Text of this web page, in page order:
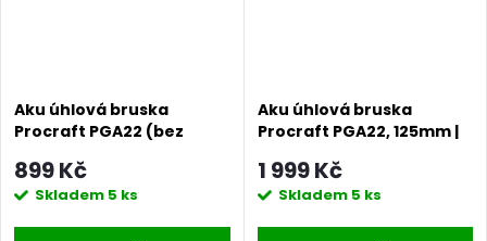
Aku úhlová bruska
Procraft PGA22 (bez
125mm | PGA22-BB
899 Kč
Skladem 5 ks
Aku úhlová bruska
Procraft PGA22, 125mm |
1 999 Kč
Skladem 5 ks